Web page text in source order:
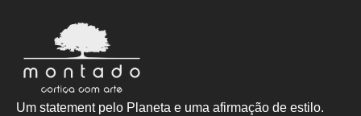
Um statement pelo Planeta e uma afirmação de estilo.